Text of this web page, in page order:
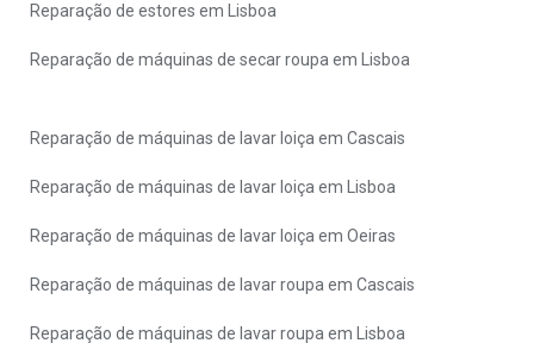
Reparação de estores em Lisboa
Reparação de máquinas de secar roupa em Lisboa
Reparação de máquinas de lavar loiça em Cascais
Reparação de máquinas de lavar loiça em Lisboa
Reparação de máquinas de lavar loiça em Oeiras
Reparação de máquinas de lavar roupa em Cascais
Reparação de máquinas de lavar roupa em Lisboa